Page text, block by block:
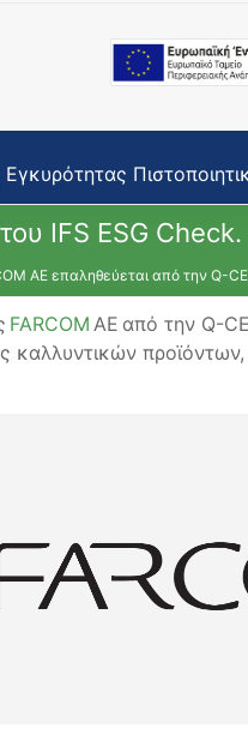
IFS ESG Check.
AE επαληθεύεται από την Q-
FARCOM ΑΕ από την Q-
καλλυντικών